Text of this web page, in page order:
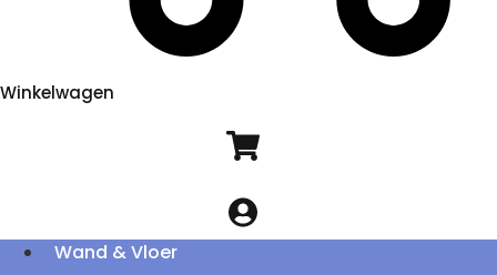
Winkelwagen
Wand & Vloer